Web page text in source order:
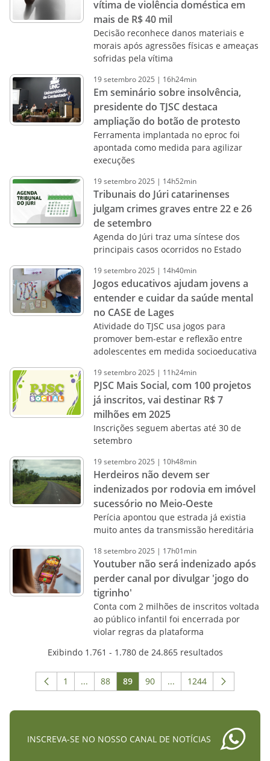
vítima de violência doméstica em
mais de R$ 40 mil
Decisão reconhece danos materiais e
morais após agressões físicas e ameaças
sofridas pela vítima
19setembro2025 | 16h24min
Em seminário sobre insolvência,
presidente do TJSC destaca
ampliação do botão de protesto
Ferramenta implantada no eproc foi
apontada como medida para agilizar
execuções
19setembro2025 | 14h52min
Tribunais do Júri catarinenses
julgam crimes graves entre 22 e 26
de setembro
Agenda do Júri traz uma síntese dos
principais casos ocorridos no Estado
19setembro2025 | 14h40min
Jogos educativos ajudam jovens a
entender e cuidar da saúde mental
no CASE de Lages
Atividade do TJSC usa jogos para
promover bem-estar e reflexão entre
adolescentes em medida socioeducativa
19setembro2025 | 11h24min
PJSC Mais Social, com 100 projetos
já inscritos, vai destinar R$ 7
milhões em 2025
Inscrições seguem abertas até 30 de
setembro
19setembro2025 | 10h48min
Herdeiros não devem ser
indenizados por rodovia em imóvel
sucessório no Meio-Oeste
Perícia apontou que estrada já existia
muito antes da transmissão hereditária
18setembro2025 | 17h01min
Youtuber não será indenizado após
perder canal por divulgar 'jogo do
tigrinho'
Conta com 2 milhões de inscritos voltada
ao público infantil foi encerrada por
violar regras da plataforma
Exibindo 1.761 - 1.780 de 24.865 resultados
Página
1 ...Páginas intermediárias Usar ABA para
Página
88 Página
89 Página
90 ...Páginas intermediárias
Página
1244
INSCREVA-SE NO NOSSO CANAL DE NOTÍCIAS